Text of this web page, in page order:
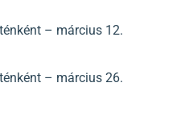
– március 12.
– március 26.